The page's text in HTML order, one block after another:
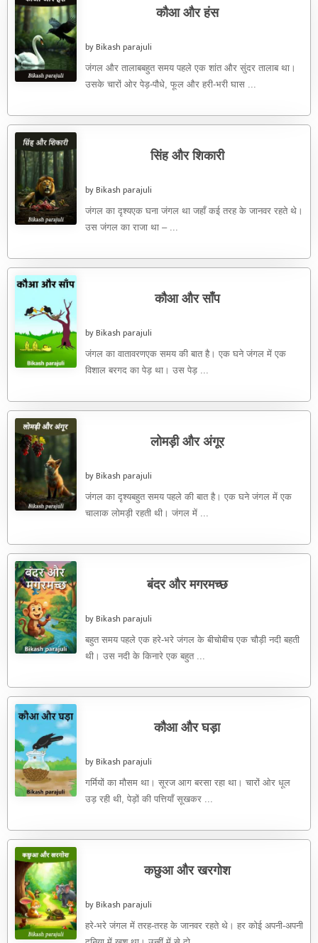
कौआ और हंस
by Bikash parajuli
जंगल और तालाबबहुत समय पहले एक शांत और सुंदर तालाब था।
उसके चारों ओर पेड़-पौधे, फूल और हरी-भरी घास ...
सिंह और शिकारी
by Bikash parajuli
जंगल का दृश्यएक घना जंगल था जहाँ कई तरह के जानवर रहते थे।
उस जंगल का राजा था – ...
कौआ और साँप
by Bikash parajuli
जंगल का वातावरणएक समय की बात है। एक घने जंगल में एक
विशाल बरगद का पेड़ था। उस पेड़ ...
लोमड़ी और अंगूर
by Bikash parajuli
जंगल का दृश्यबहुत समय पहले की बात है। एक घने जंगल में एक
चालाक लोमड़ी रहती थी। जंगल में ...
बंदर और मगरमच्छ
by Bikash parajuli
बहुत समय पहले एक हरे-भरे जंगल के बीचोबीच एक चौड़ी नदी बहती
थी। उस नदी के किनारे एक बहुत ...
कौआ और घड़ा
by Bikash parajuli
गर्मियों का मौसम था। सूरज आग बरसा रहा था। चारों ओर धूल
उड़ रही थी, पेड़ों की पत्तियाँ सूखकर ...
कछुआ और खरगोश
by Bikash parajuli
हरे-भरे जंगल में तरह-तरह के जानवर रहते थे। हर कोई अपनी-अपनी